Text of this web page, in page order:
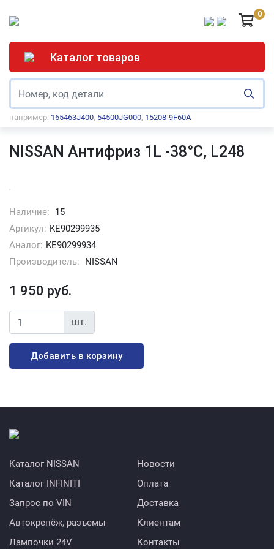
0
Каталог товаров
например: 165463J400, 54500JG000, 15208-9F60A
NISSAN Антифриз 1L -38°C, L248
Наличие:
15
Артикул: KE90299935
Аналог: KE90299934
Производитель:
NISSAN
1 950 руб.
шт.
Добавить в корзину
Каталог NISSAN
Каталог INFINITI
Запрос по VIN
Автокрепёж, разъемы
Лампочки 24V
Новости
Оплата
Доставка
Клиентам
Контакты